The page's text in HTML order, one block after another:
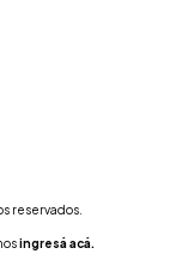
reservados.
ingresá acá.